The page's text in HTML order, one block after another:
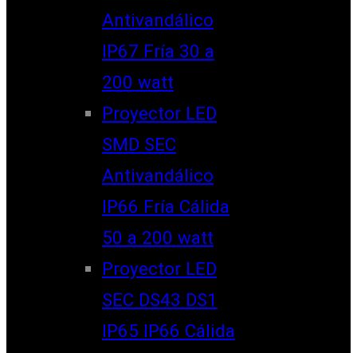
Antivandálico
IP67 Fría 30 a
200 watt
Proyector LED
SMD SEC
Antivandálico
IP66 Fría Cálida
50 a 200 watt
Proyector LED
SEC DS43 DS1
IP65 IP66 Cálida